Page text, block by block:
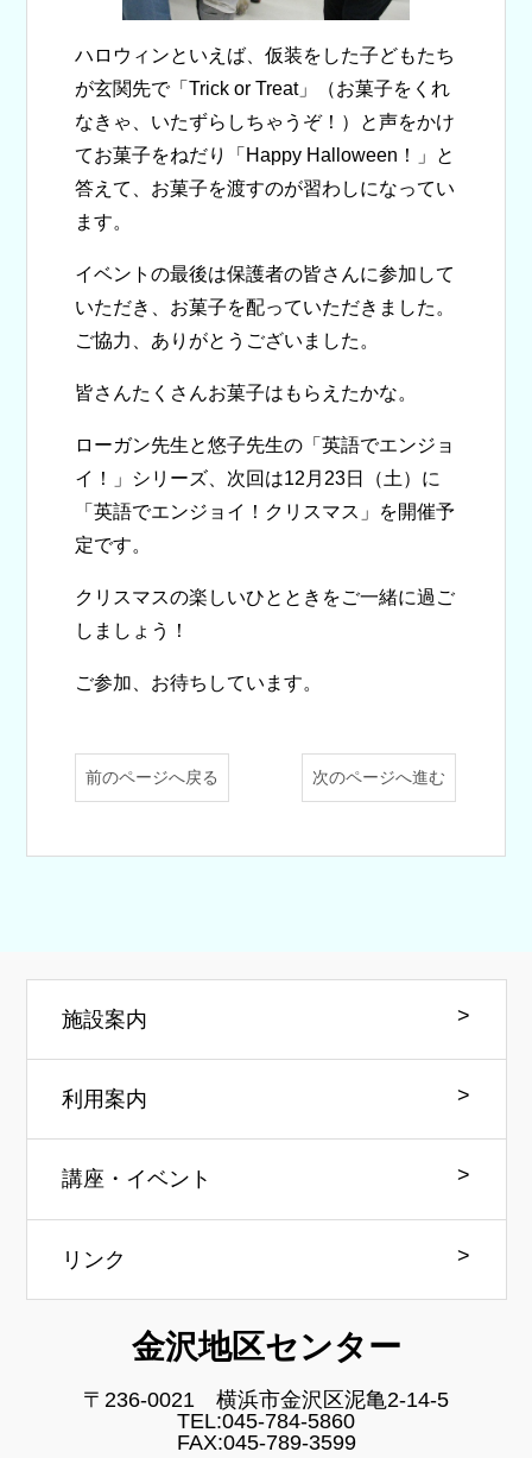
ハロウィンといえば、仮装をした子どもたち
が玄関先で「Trick or Treat」（お菓子をくれ
なきゃ、いたずらしちゃうぞ！）と声をかけ
てお菓子をねだり「Happy Halloween！」と
答えて、お菓子を渡すのが習わしになってい
ます。
イベントの最後は保護者の皆さんに参加して
いただき、お菓子を配っていただきました。
ご協力、ありがとうございました。
皆さんたくさんお菓子はもらえたかな。
ローガン先生と悠子先生の「英語でエンジョ
イ！」シリーズ、次回は12月23日（土）に
「英語でエンジョイ！クリスマス」を開催予
定です。
クリスマスの楽しいひとときをご一緒に過ご
しましょう！
ご参加、お待ちしています。
前のページへ戻る 次のページへ進む
施設案内
利用案内
講座・イベント
リンク
金沢地区センター
〒236-0021 横浜市金沢区泥亀2-14-5
TEL:045-784-5860
FAX:045-789-3599